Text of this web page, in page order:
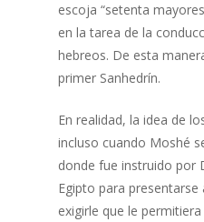
escoja “setenta
en la tarea de la
hebreos. De esta
primer Sanhedrín.
En realidad, la idea de
incluso cuando Moshé
donde fue instruido por
Egipto para
exigirle que le